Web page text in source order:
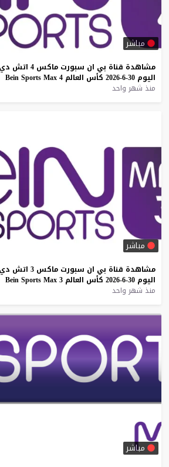
مباشر
مشاهدة قناة بي ان سبورت ماكس 4 اتش دي
اليوم 30-6-2026 كأس العالم Bein Sports Max 4
منذ شهر واحد
مباشر
مشاهدة قناة بي ان سبورت ماكس 3 اتش دي
اليوم 30-6-2026 كأس العالم Bein Sports Max 3
منذ شهر واحد
مباشر